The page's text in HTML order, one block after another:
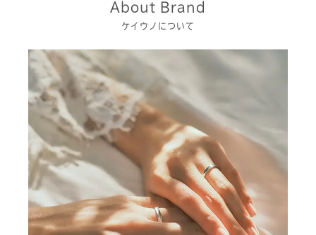
About Brand
ケイウノについて